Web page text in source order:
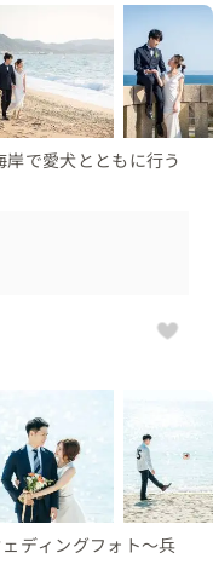
で愛犬とともに行う
ディングフォト～兵